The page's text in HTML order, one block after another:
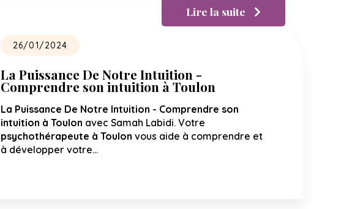
26/01/2024
La Puissance De Notre Intuition -
Comprendre son intuition à Toulon
La Puissance De Notre Intuition - Comprendre son
intuition à Toulon avec Samah Labidi. Votre
psychothérapeute à Toulon vous aide à comprendre et
à développer votre…
Lire la suite